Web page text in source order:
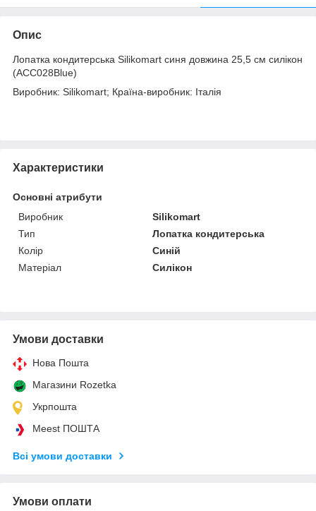
Опис
Лопатка кондитерська Silikomart синя довжина 25,5 см силікон
(ACC028Blue)
Виробник: Silikomart; Країна-виробник: Італія
Характеристики
Основні атрибути
Виробник
Silikomart
Тип
Лопатка кондитерська
Колір
Синій
Матеріал
Силікон
Умови доставки
Нова Пошта
Магазини Rozetka
Укрпошта
Meest ПОШТА
Всі умови доставки
Умови оплати